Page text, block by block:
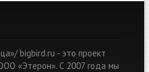
bigbird.ru - это проект
«Этерон». С 2007 года мы